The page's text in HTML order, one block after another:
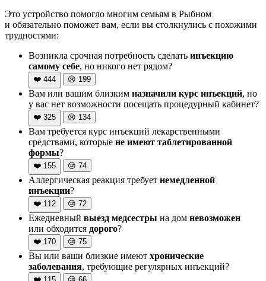
Это устройство помогло многим семьям в Рыбном
и обязательно поможет вам, если вы столкнулись с похожими
трудностями:
Возникла срочная потребность сделать инъекцию
самому себе, но никого нет рядом?
❤️ 444 😢 199
Вам или вашим близким назначили курс инъекций, но
у вас нет возможности посещать процедурный кабинет?
❤️ 325 😢 134
Вам требуется курс инъекций лекарственными
средствами, которые не имеют таблетированной
формы?
❤️ 155 😢 74
Аллергическая реакция требует немедленной
инъекции?
❤️ 112 😢 72
Ежедневный выезд медсестры на дом невозможен
или обходится дорого?
❤️ 170 😢 75
Вы или ваши близкие имеют хронические
заболевания, требующие регулярных инъекций?